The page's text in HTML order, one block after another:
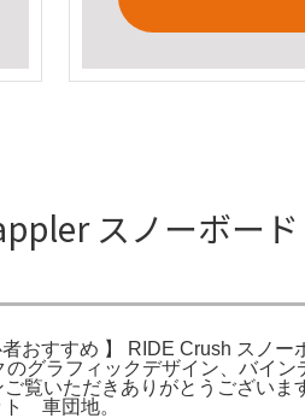
スノーボー
おすすめ 】 RIDE Crush スノ
グラフィックデザイン、バイ
覧いただきありがとうござい
ト 車団地。